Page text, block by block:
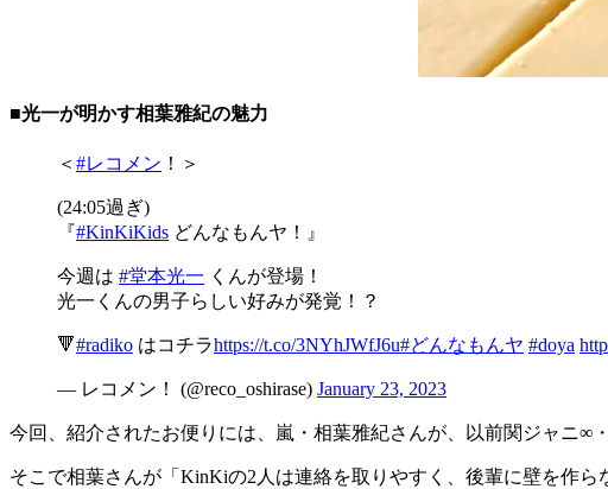
■光一が明かす相葉雅紀の魅力
＜ #レコメン ！＞
(24:05過ぎ)
『#KinKiKids どんなもんヤ！』
今週は #堂本光一 くんが登場！
光一くんの男子らしい好みが発覚！？
🔻#radiko はコチラhttps://t.co/3NYhJWfJ6u#どんなもんヤ #doya
— レコメン！ (@reco_oshirase) January 23, 2023
今回、紹介されたお便りには、嵐・相葉雅紀さんが、以前関ジャニ∞
そこで相葉さんが「KinKiの2人は連絡を取りやすく、後輩に壁を作ら